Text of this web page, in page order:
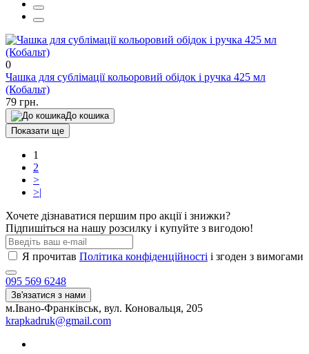
0
Чашка для сублімації кольоровий обідок і ручка 425 мл
(Кобальт)
79 грн.
До кошика
Показати ще
1
2
>
>|
Хочете дізнаватися першим про акції і знижки?
Підпишіться на нашу розсилку і купуйте з вигодою!
Я прочитав Політика конфіденційності і згоден з вимогами
095 569 6248
Зв'язатися з нами
м.Івано-Франківськ, вул. Коновальця, 205
krapkadruk@gmail.com